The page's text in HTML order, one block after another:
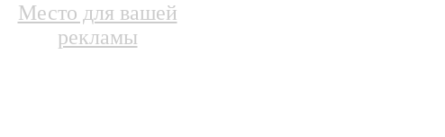
Место для вашей
рекламы